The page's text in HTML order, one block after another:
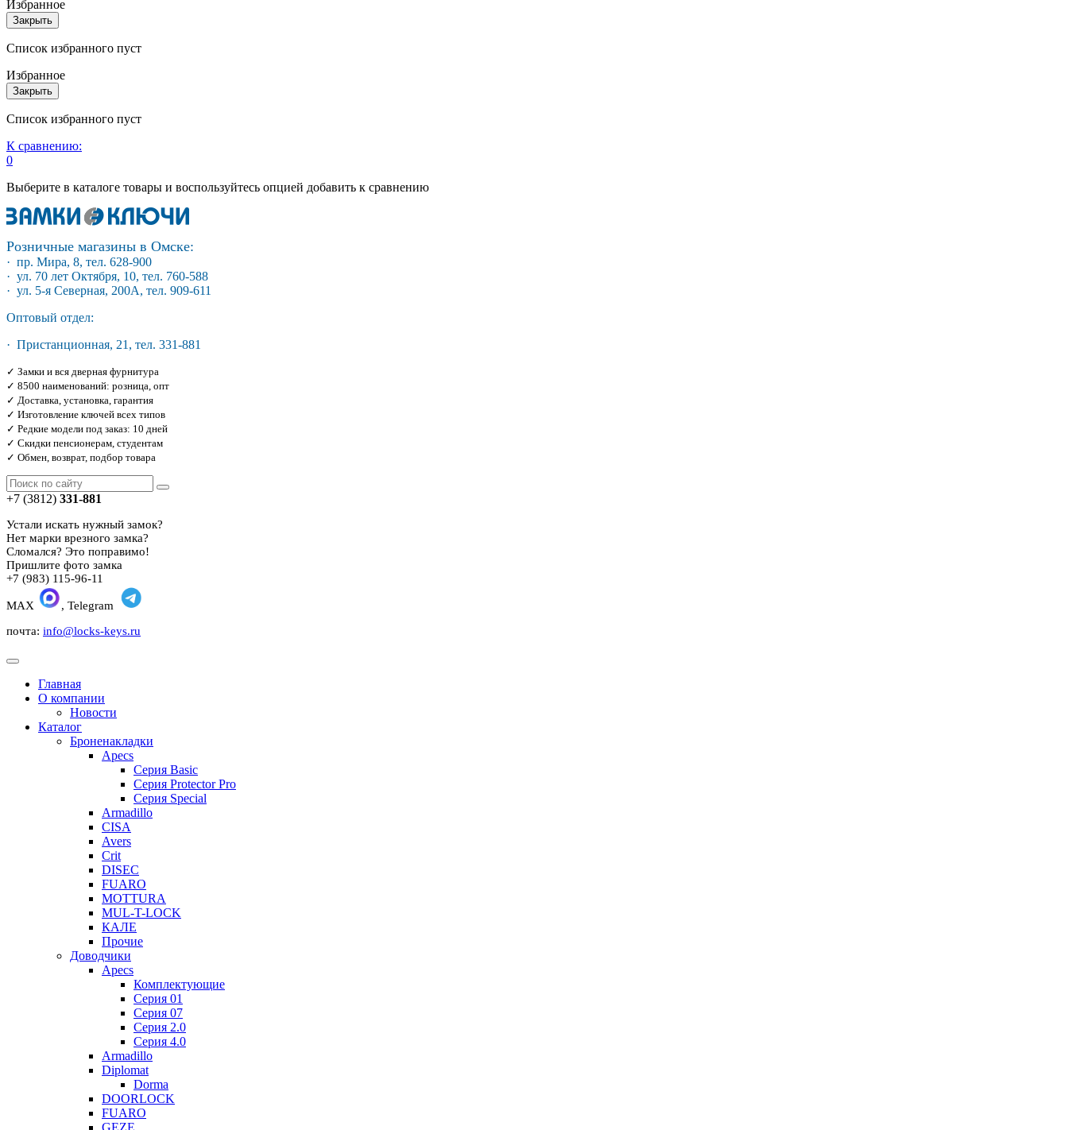
Избранное
Закрыть
Список избранного пуст
Избранное
Закрыть
Список избранного пуст
К сравнению:
0
Выберите в каталоге товары и воспользуйтесь опцией добавить к сравнению
Розничные магазины в Омске:
· пр. Мира, 8, тел. 628-900
· ул. 70 лет Октября, 10, тел. 760-588
· ул. 5-я Северная, 200А, тел. 909-611
Оптовый отдел:
· Пристанционная, 21, тел. 331-881
✓ Замки и вся дверная фурнитура
✓ 8500 наименований: розница, опт
✓ Доставка, установка, гарантия
✓ Изготовление ключей всех типов
✓ Редкие модели под заказ: 10 дней
✓ Скидки пенсионерам, студентам
✓ Обмен, возврат, подбор товара
+7 (3812) 331-881
Устали искать нужный замок?
Нет марки врезного замка?
Сломался? Это поправимо!
Пришлите фото замка
+7 (983) 115-96-11
MAX
, Telegram
почта: info@locks-keys.ru
Главная
О компании
Новости
Каталог
Броненакладки
Apecs
Серия Basic
Серия Protector Pro
Серия Special
Armadillo
CISA
Avers
Crit
DISEC
FUARO
MOTTURA
MUL-T-LOCK
КАЛЕ
Прочие
Доводчики
Apecs
Комплектующие
Серия 01
Серия 07
Серия 2.0
Серия 4.0
Armadillo
Diplomat
Dorma
DOORLOCK
FUARO
GEZE